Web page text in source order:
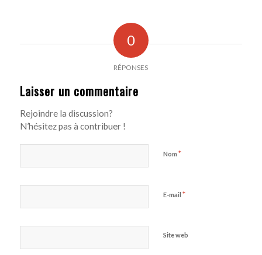
0
RÉPONSES
Laisser un commentaire
Rejoindre la discussion?
N’hésitez pas à contribuer !
Nom *
E-mail *
Site web